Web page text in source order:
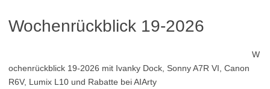
Wochenrückblick 19-2026
W
ochenrückblick 19-2026 mit Ivanky Dock, Sonny A7R VI, Canon
R6V, Lumix L10 und Rabatte bei AIArty